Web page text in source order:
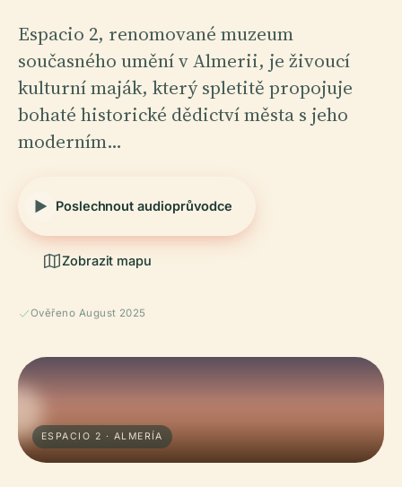
Espacio 2, renomované muzeum
současného umění v Almerii, je živoucí
kulturní maják, který spletitě propojuje
bohaté historické dědictví města s jeho
moderním…
Poslechnout audioprůvodce
Zobrazit mapu
Ověřeno August 2025
ESPACIO 2 · ALMERÍA